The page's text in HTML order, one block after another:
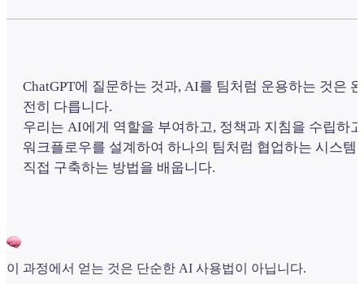
ChatGPT에 질문하는 것과, AI를 팀처럼 운용하는 것은 완
전히 다릅니다.
우리는 AI에게 역할을 부여하고, 정책과 지침을 수립하
워크플로우를 설계하여 하나의 팀처럼 협업하는 시스템
직접 구축하는 방법을 배웁니다.
이 과정에서 얻는 것은 단순한 AI 사용법이 아닙니다.